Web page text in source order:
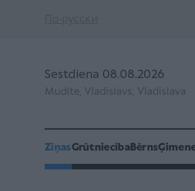
Sestdiena 08.08.2026
Mudīte, Vladislavs, Vladislava
ZiņasGrūtniecībaBērns